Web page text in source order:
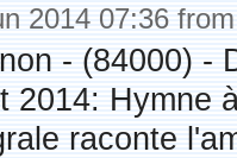
2014 07:36
- (84000) -
2014: Hymne
raconte